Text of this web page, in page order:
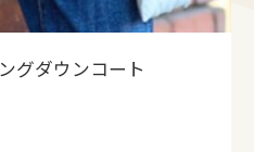
グダウンコート